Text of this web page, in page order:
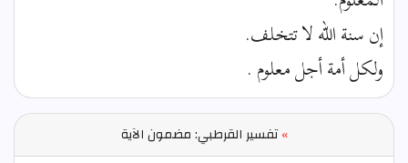
إن سنة الله لا تتخلف.
ولكل أمة أجل معلوم .
» تفسير القرطبي: مضمون الآية